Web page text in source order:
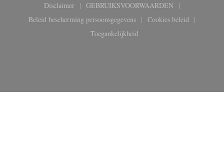
Disclaimer
((opent in een nieuw venster))
GEBRUIKSVOORWAARDEN
((opent in een nieuw venster))
Beleid bescherming persoonsgegevens
((opent in een nieuw venster))
Cookies beleid
((opent in een
Toegankelijkheid
((opent in een nieuw venster))